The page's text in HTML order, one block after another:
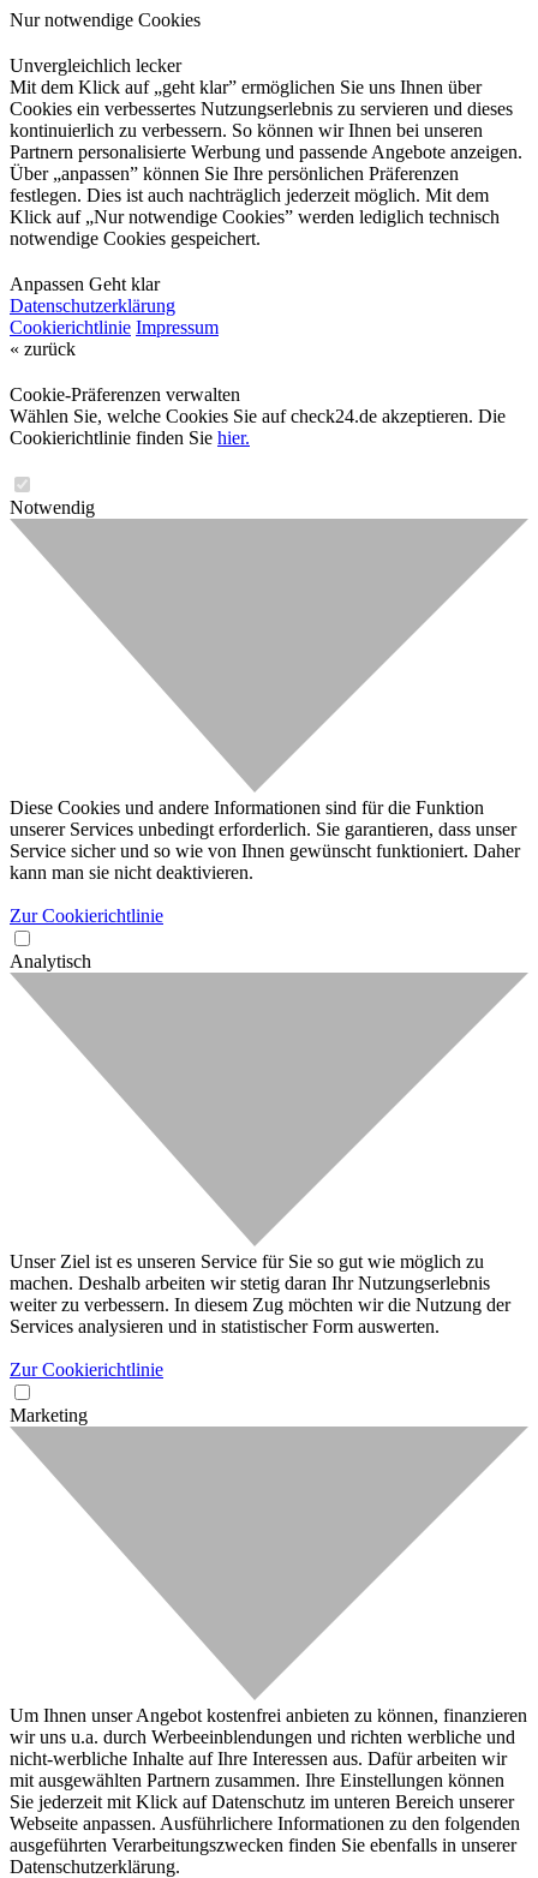
Nur notwendige Cookies
Unvergleichlich lecker
Mit dem Klick auf „geht klar” ermöglichen Sie uns Ihnen über
Cookies ein verbessertes Nutzungserlebnis zu servieren und dieses
kontinuierlich zu verbessern. So können wir Ihnen bei unseren
Partnern personalisierte Werbung und passende Angebote anzeigen.
Über „anpassen” können Sie Ihre persönlichen Präferenzen
festlegen. Dies ist auch nachträglich jederzeit möglich. Mit dem
Klick auf „Nur notwendige Cookies” werden lediglich technisch
notwendige Cookies gespeichert.
Anpassen Geht klar
Datenschutzerklärung
Cookierichtlinie Impressum
« zurück
Cookie-Präferenzen verwalten
Wählen Sie, welche Cookies Sie auf check24.de akzeptieren. Die
Cookierichtlinie finden Sie hier.
Notwendig
Diese Cookies und andere Informationen sind für die Funktion
unserer Services unbedingt erforderlich. Sie garantieren, dass unser
Service sicher und so wie von Ihnen gewünscht funktioniert. Daher
kann man sie nicht deaktivieren.
Zur Cookierichtlinie
Analytisch
Unser Ziel ist es unseren Service für Sie so gut wie möglich zu
machen. Deshalb arbeiten wir stetig daran Ihr Nutzungserlebnis
weiter zu verbessern. In diesem Zug möchten wir die Nutzung der
Services analysieren und in statistischer Form auswerten.
Zur Cookierichtlinie
Marketing
Um Ihnen unser Angebot kostenfrei anbieten zu können, finanzieren
wir uns u.a. durch Werbeeinblendungen und richten werbliche und
nicht-werbliche Inhalte auf Ihre Interessen aus. Dafür arbeiten wir
mit ausgewählten Partnern zusammen. Ihre Einstellungen können
Sie jederzeit mit Klick auf Datenschutz im unteren Bereich unserer
Webseite anpassen. Ausführlichere Informationen zu den folgenden
ausgeführten Verarbeitungszwecken finden Sie ebenfalls in unserer
Datenschutzerklärung.